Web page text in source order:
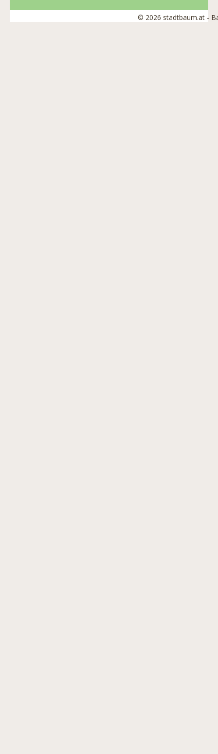
© 2026 stadtbaum.at -